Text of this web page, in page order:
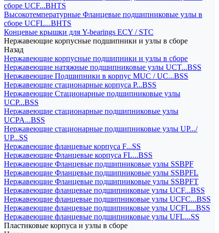
сборе UCF...BHTS
Высокотемпературные Фланцевые подшипниковые узлы в
сборе UCFL...BHTS
Концевые крышки для Y-bearings ECY / STC
Нержавеющие корпусные подшипники и узлы в сборе
Назад
Нержавеющие корпусные подшипники и узлы в сборе
Нержавеющие натяжные подшипниковые узлы UCT...BSS
Нержавеющие Подшипники в корпус MUC / UC...BSS
Нержавеющие стационарные корпуса P...BSS
Нержавеющие Стационарные подшипниковые узлы
UCP...BSS
Нержавеющие стационарные подшипниковые узлы
UCPA...BSS
Нержавеющие стационарные подшипниковые узлы UP.../
UP...SS
Нержавеющие фланцевые корпуса F...SS
Нержавеющие Фланцевые корпуса FL...BSS
Нержавеющие Фланцевые подшипниковые узлы SSBPF
Нержавеющие Фланцевые подшипниковые узлы SSBPFL
Нержавеющие Фланцевые подшипниковые узлы SSBPFT
Нержавеющие фланцевые подшипниковые узлы UCF...BSS
Нержавеющие фланцевые подшипниковые узлы UCFC...BSS
Нержавеющие фланцевые подшипниковые узлы UCFL...BSS
Нержавеющие фланцевые подшипниковые узлы UFL...SS
Пластиковые корпуса и узлы в сборе